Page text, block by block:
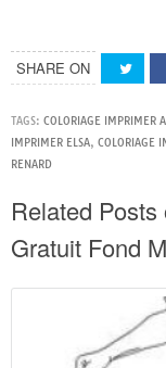
SHARE ON
TAGS: COLORIAGE IMPRIMER
IMPRIMER ELSA, COLORIAGE
RENARD
Related
Gratuit Fond